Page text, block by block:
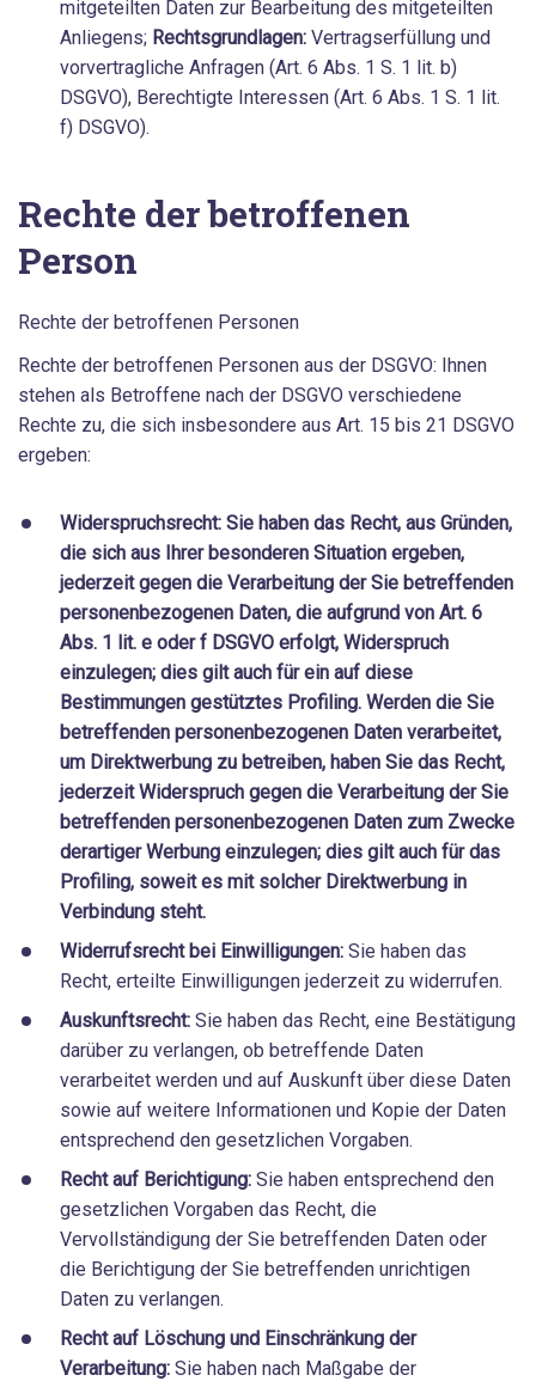
mitgeteilten Daten zur Bearbeitung des mitgeteilten
Anliegens; Rechtsgrundlagen: Vertragserfüllung und
vorvertragliche Anfragen (Art. 6 Abs. 1 S. 1 lit. b)
DSGVO), Berechtigte Interessen (Art. 6 Abs. 1 S. 1 lit.
f) DSGVO).
Rechte der betroffenen
Person
Rechte der betroffenen Personen
Rechte der betroffenen Personen aus der DSGVO: Ihnen
stehen als Betroffene nach der DSGVO verschiedene
Rechte zu, die sich insbesondere aus Art. 15 bis 21 DSGVO
ergeben:
Widerspruchsrecht: Sie haben das Recht, aus Gründen,
die sich aus Ihrer besonderen Situation ergeben,
jederzeit gegen die Verarbeitung der Sie betreffenden
personenbezogenen Daten, die aufgrund von Art. 6
Abs. 1 lit. e oder f DSGVO erfolgt, Widerspruch
einzulegen; dies gilt auch für ein auf diese
Bestimmungen gestütztes Profiling. Werden die Sie
betreffenden personenbezogenen Daten verarbeitet,
um Direktwerbung zu betreiben, haben Sie das Recht,
jederzeit Widerspruch gegen die Verarbeitung der Sie
betreffenden personenbezogenen Daten zum Zwecke
derartiger Werbung einzulegen; dies gilt auch für das
Profiling, soweit es mit solcher Direktwerbung in
Verbindung steht.
Widerrufsrecht bei Einwilligungen: Sie haben das
Recht, erteilte Einwilligungen jederzeit zu widerrufen.
Auskunftsrecht: Sie haben das Recht, eine Bestätigung
darüber zu verlangen, ob betreffende Daten
verarbeitet werden und auf Auskunft über diese Daten
sowie auf weitere Informationen und Kopie der Daten
entsprechend den gesetzlichen Vorgaben.
Recht auf Berichtigung: Sie haben entsprechend den
gesetzlichen Vorgaben das Recht, die
Vervollständigung der Sie betreffenden Daten oder
die Berichtigung der Sie betreffenden unrichtigen
Daten zu verlangen.
Recht auf Löschung und Einschränkung der
Verarbeitung: Sie haben nach Maßgabe der